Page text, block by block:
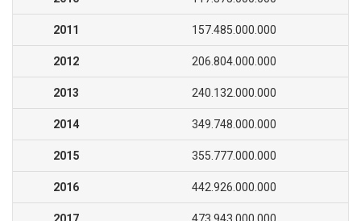
2011 157.485.000.000
2012 206.804.000.000
2013 240.132.000.000
2014 349.748.000.000
2015 355.777.000.000
2016 442.926.000.000